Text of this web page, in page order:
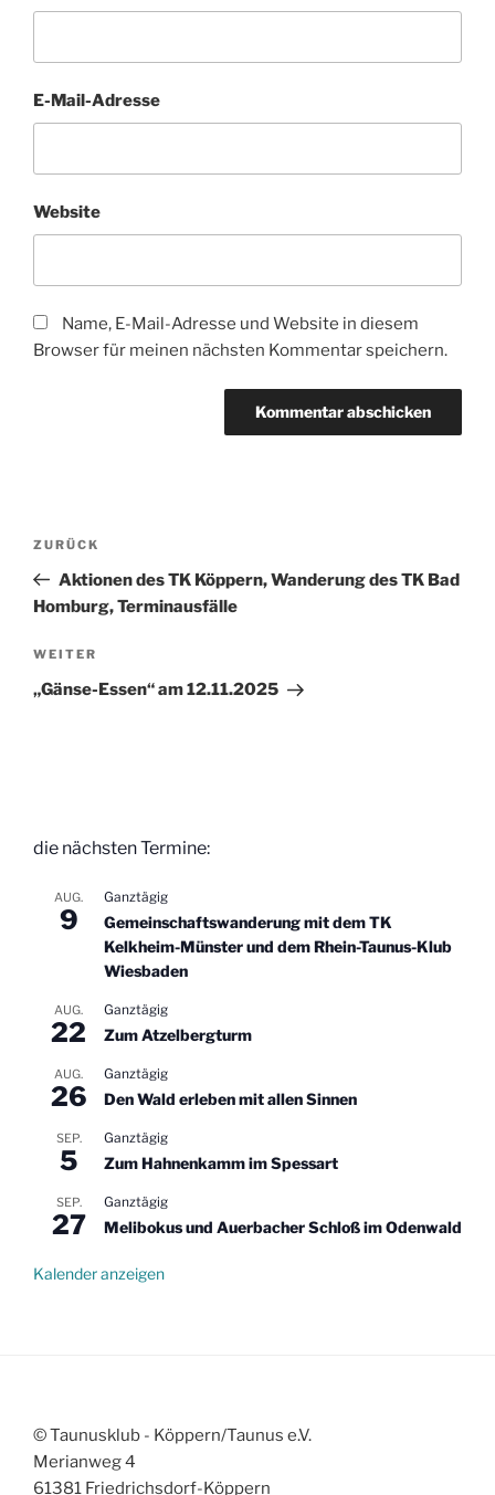
E-Mail-Adresse
Website
Name, E-Mail-Adresse und Website in diesem
Browser für meinen nächsten Kommentar speichern.
Beitragsnavigation
Vorheriger
Beitrag
ZURÜCK
Aktionen des TK Köppern, Wanderung des TK Bad
Homburg, Terminausfälle
Nächster
Beitrag
WEITER
„Gänse-Essen“ am 12.11.2025
die nächsten Termine:
AUG.
9
Ganztägig
Gemeinschaftswanderung mit dem TK
Kelkheim-Münster und dem Rhein-Taunus-Klub
Wiesbaden
AUG.
22
Ganztägig
Zum Atzelbergturm
AUG.
26
Ganztägig
Den Wald erleben mit allen Sinnen
SEP.
5
Ganztägig
Zum Hahnenkamm im Spessart
SEP.
27
Ganztägig
Melibokus und Auerbacher Schloß im Odenwald
Kalender anzeigen
© Taunusklub - Köppern/Taunus e.V.
Merianweg 4
61381 Friedrichsdorf-Köppern